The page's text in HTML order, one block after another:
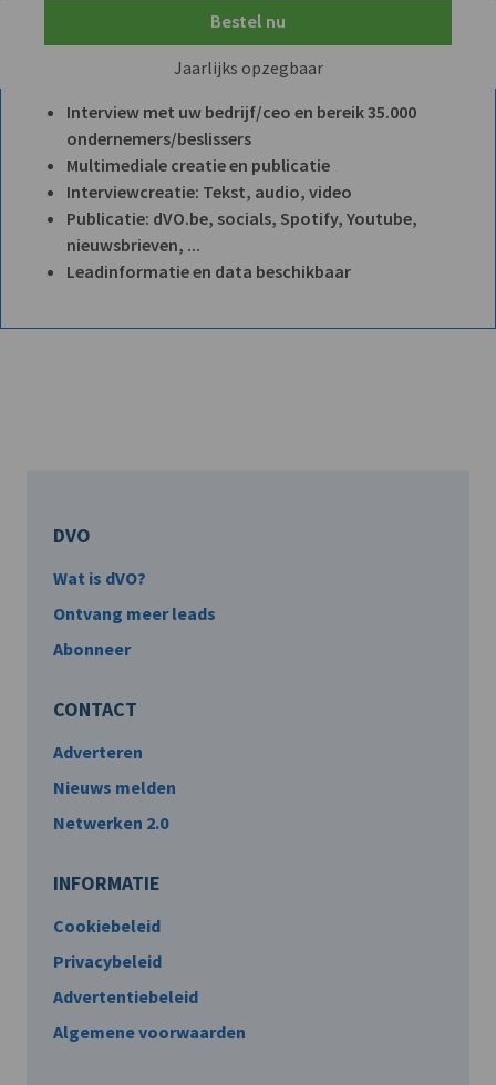
Bestel nu
Jaarlijks opzegbaar
Interview met uw bedrijf/ceo en bereik 35.000
ondernemers/beslissers
Multimediale creatie en publicatie
Interviewcreatie: Tekst, audio, video
Publicatie: dVO.be, socials, Spotify, Youtube,
nieuwsbrieven, ...
Leadinformatie en data beschikbaar
DVO
Wat is dVO?
Ontvang meer leads
Abonneer
CONTACT
Adverteren
Nieuws melden
Netwerken 2.0
INFORMATIE
Cookiebeleid
Privacybeleid
Advertentiebeleid
Algemene voorwaarden